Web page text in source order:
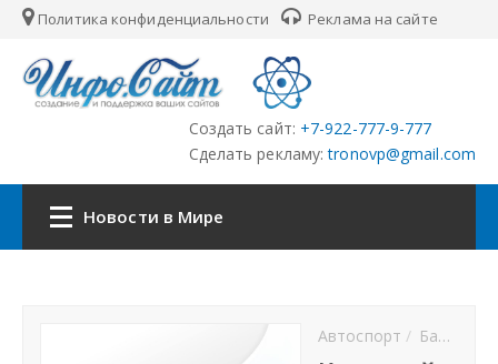
Политика конфиденциальности Реклама на сайте
Создать сайт: +7-922-777-9-777
Сделать рекламу: tronovp@gmail.com
Новости в Мире
Автоспорт Баскетбол